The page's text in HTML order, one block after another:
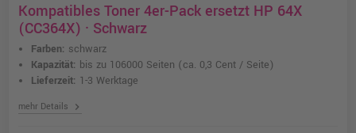
Kompatibles Toner 4er-Pack ersetzt HP 64X
(CC364X) · Schwarz
Farben: schwarz
Kapazität: bis zu 106000 Seiten (ca. 0,3 Cent / Seite)
Lieferzeit: 1-3 Werktage
mehr Details chevron_right